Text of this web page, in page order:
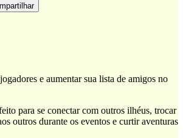
e aumentar sua lista de amigos no
para se conectar com outros ilhéus, trocar
outros durante os eventos e curtir aventuras